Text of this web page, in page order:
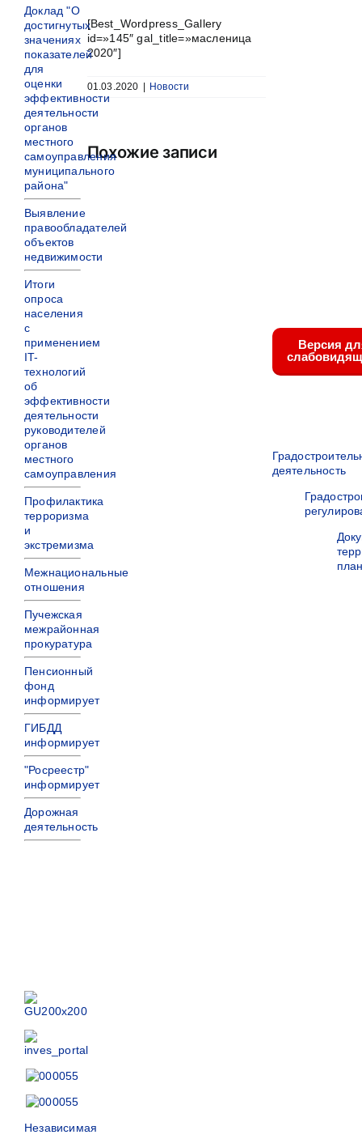
[Best_Wordpress_Gallery
id=»145″ gal_title=»масленица
2020″]
01.03.2020 | Новости
Похожие записи
Доклад "О
достигнутых
значениях
показателей
для
оценки
эффективности
деятельности
органов
местного
самоуправления
муниципального
района"
Выявление
правообладателей
объектов
недвижимости
Итоги
опроса
населения
с
применением
IT-
технологий
об
эффективности
деятельности
руководителей
органов
местного
самоуправления
Профилактика
терроризма
и
экстремизма
Межнациональные
отношения
Пучежская
межрайонная
прокуратура
Пенсионный
фонд
информирует
ГИБДД
информирует
"Росреестр"
информирует
Дорожная
деятельность
Независимая
Версия
деятельность